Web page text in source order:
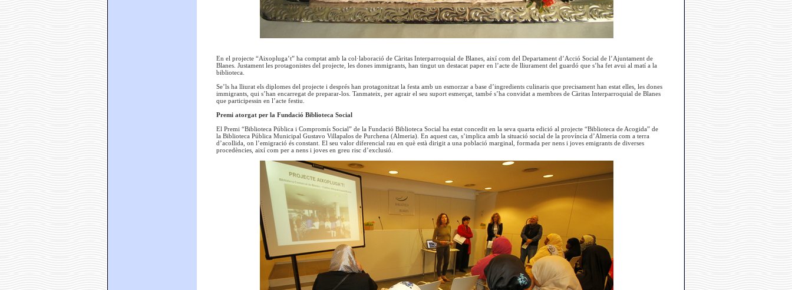
En el projecte “Aixopluga’t” ha comptat amb la col·laboració de Càritas Interparroquial de Blanes, així com del Departament d’Acció Social de l’Ajuntament de
Blanes. Justament les protagonistes del projecte, les dones immigrants, han tingut un destacat paper en l’acte de lliurament del guardó que s’ha fet avui al matí a la
biblioteca.
Se’ls ha lliurat els diplomes del projecte i després han protagonitzat la festa amb un esmorzar a base d’ingredients culinaris que precisament han estat elles, les dones
immigrants, qui s’han encarregat de preparar-los. Tanmateix, per agrair el seu suport esmerçat, també s’ha convidat a membres de Càritas Interparroquial de Blanes
que participessin en l’acte festiu.
Premi atorgat per la Fundació Biblioteca Social
El Premi “Biblioteca Pública i Compromís Social” de la Fundació Biblioteca Social ha estat concedit en la seva quarta edició al projecte “Biblioteca de Acogida” de
la Biblioteca Pública Municipal Gustavo Villapalos de Purchena (Almeria). En aquest cas, s’implica amb la situació social de la província d’Almeria com a terra
d’acollida, on l’emigració és constant. El seu valor diferencial rau en què està dirigit a una població marginal, formada per nens i joves emigrants de diverses
procedències, així com per a nens i joves en greu risc d’exclusió.